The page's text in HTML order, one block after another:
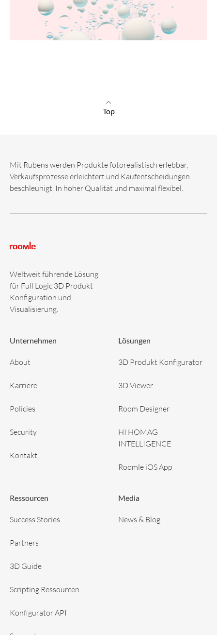
Top
Mit Rubens werden Produkte fotorealistisch erlebbar,
Verkaufsprozesse erleichtert und Kaufentscheidungen
beschleunigt. In hoher Qualität und maximal flexibel.
Weltweit führende Lösung
für Full Logic 3D Produkt
Konfiguration und
Visualisierung.
Unternehmen
About
Karriere
Policies
Security
Kontakt
Lösungen
3D Produkt Konfigurator
3D Viewer
Room Designer
HI HOMAG
INTELLIGENCE
Roomle iOS App
Ressourcen
Success Stories
Partners
3D Guide
Scripting Ressourcen
Konfigurator API
Media
News & Blog